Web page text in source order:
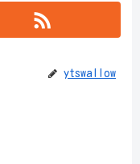
ytswallow